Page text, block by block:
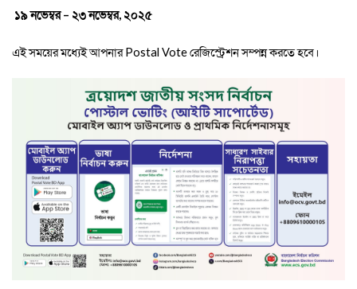
১৯ নভেম্বর– ২৩ নভেম্বর, ২০২৫
এই সময়ের মধ্যেই আপনারPostal Voteরেজিস্ট্রেশন সম্পন্ন করতে হবে ।